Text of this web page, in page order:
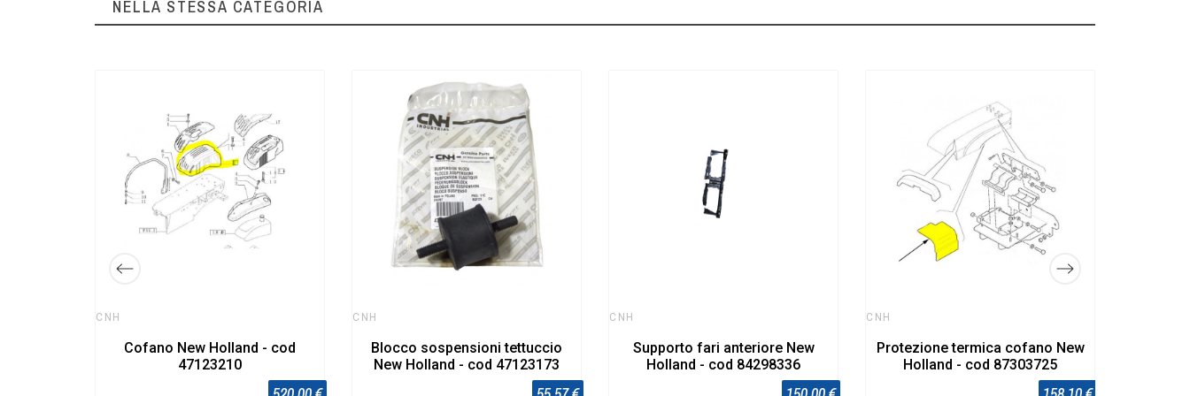
NELLA STESSA CATEGORIA
CNH
Cofano New Holland - cod
47123210
CNH
Blocco sospensioni tettuccio
New Holland - cod 47123173
CNH
Supporto fari anteriore New
Holland - cod 84298336
CNH
Protezione termica cofano New
Holland - cod 87303725